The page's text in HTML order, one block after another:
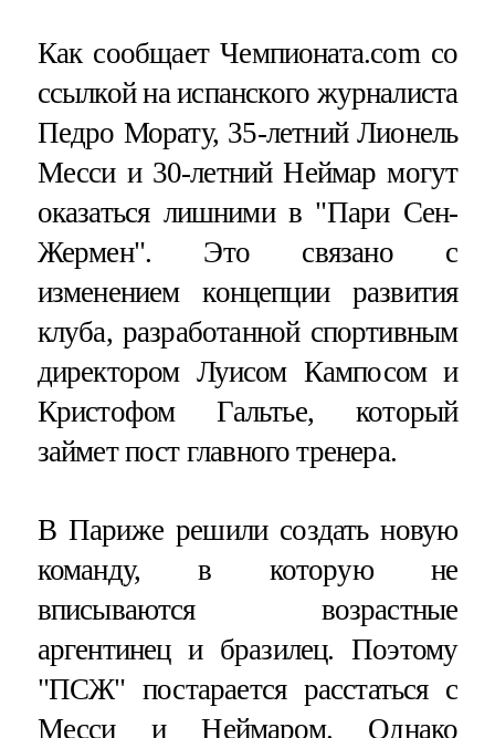
Как сообщает Чемпионата.com со
ссылкой на испанского журналиста
Педро Морату, 35-летний Лионель
Месси и 30-летний Неймар могут
оказаться лишними в "Пари Сен-
Жермен". Это связано с
изменением концепции развития
клуба, разработанной спортивным
директором Луисом Кампосом и
Кристофом Гальтье, который
займет пост главного тренера.
В Париже решили создать новую
команду, в которую не
вписываются возрастные
аргентинец и бразилец. Поэтому
"ПСЖ" постарается расстаться с
Месси и Неймаром. Однако